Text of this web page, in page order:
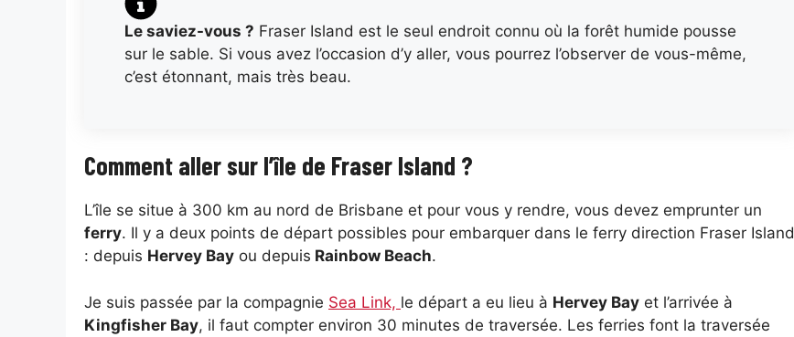
Le saviez-vous ? Fraser Island est le seul endroit connu où la forêt humide pousse
sur le sable. Si vous avez l’occasion d’y aller, vous pourrez l’observer de vous-même,
c’est étonnant, mais très beau.
Comment aller sur l’île de Fraser Island ?
L’île se situe à 300 km au nord de Brisbane et pour vous y rendre, vous devez emprunter un
ferry. Il y a deux points de départ possibles pour embarquer dans le ferry direction Fraser Island
: depuis Hervey Bay ou depuis Rainbow Beach.
Je suis passée par la compagnie Sea Link, le départ a eu lieu à Hervey Bay et l’arrivée à
Kingfisher Bay, il faut compter environ 30 minutes de traversée. Les ferries font la traversée